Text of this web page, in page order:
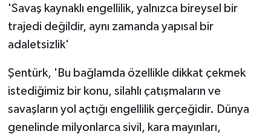
'Savaş kaynaklı engellilik, yalnızca bireysel bir
trajedi değildir, aynı zamanda yapısal bir
adaletsizlik'
Şentürk, 'Bu bağlamda özellikle dikkat çekmek
istediğimiz bir konu, silahlı çatışmaların ve
savaşların yol açtığı engellilik gerçeğidir. Dünya
genelinde milyonlarca sivil, kara mayınları,